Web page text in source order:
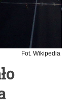
Fot. Wikipedia